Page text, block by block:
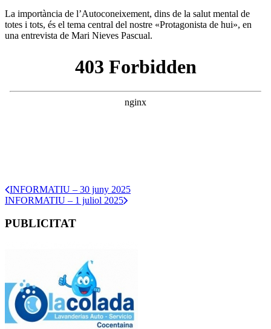
La importància de l’Autoconeixement, dins de la salut mental de
totes i tots, és el tema central del nostre «Protagonista de hui», en
una entrevista de Mari Nieves Pascual.
INFORMATIU – 30 juny 2025
INFORMATIU – 1 juliol 2025
PUBLICITAT